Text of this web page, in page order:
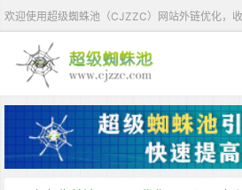
欢迎使用超级蜘蛛池（CJZZC）网站外链优化，